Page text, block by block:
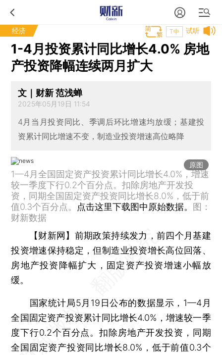
经济 试听
T中
1-4月投资累计同比增长4.0% 房地
产投资降幅连续两月扩大
文｜财新 范浅蝉
2025年05月19日 11:54
4月当月投资同比、季调后环比增速均放缓；基建投
资累计同比增速不变，制造业投资增速高位略降
原图
1—4月全国固定资产投资累计同比增长4.0%，增速
较一季度下行0.2个百分点。扣除房地产开发投
资，同期全国固定资产投资同比增长8.0%，低于前
值0.3个百分点。 点击这里下载图中原始数据。 图：
财新数据
【财新网】 前期政策持续发力，前四个月基建
投资增速保持稳定，但制造业投资增长高位回落、
房地产投资降幅扩大，固定资产投资增速小幅放
缓。
国家统计局5月19日公布的数据显示，1—4月
全国固定资产投资累计同比增长4.0%，增速较一季
度下行0.2个百分点。扣除房地产开发投资，同期
全国固定资产投资同比增长8.0%，低于前值0.3个